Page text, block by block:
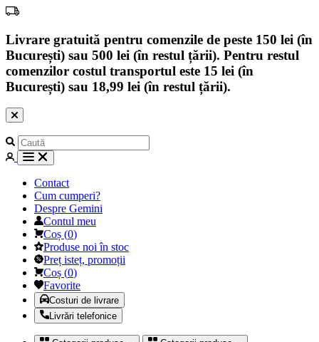
Livrare gratuită pentru comenzile de peste 150 lei (în
București) sau 500 lei (în restul țării). Pentru restul
comenzilor costul transportul este 15 lei (în
București) sau 18,99 lei (în restul țării).
Contact
Cum cumperi?
Despre Gemini
Contul meu
Coș (0)
Produse noi în stoc
Preț isteț, promoții
Coș (0)
Favorite
Costuri de livrare
Livrări telefonice